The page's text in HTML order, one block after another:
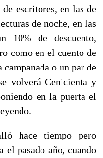
escritores, en las de
de noche, en las
10% de descuento,
como en el cuento de
o un par de
volverá Cenicienta y
en la puerta el
hace tiempo pero
el pasado año, cuando